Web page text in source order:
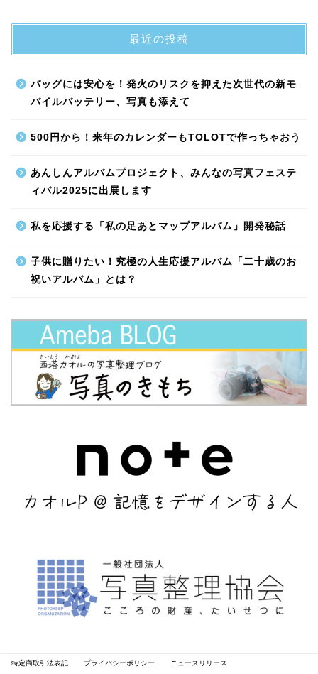
最近の投稿
バッグには安心を！発火のリスクを抑えた次世代の新モ
バイルバッテリー、写真も添えて
500円から！来年のカレンダーもTOLOTで作っちゃおう
あんしんアルバムプロジェクト、みんなの写真フェステ
ィバル2025に出展します
私を応援する「私の足あとマップアルバム」開発秘話
子供に贈りたい！究極の人生応援アルバム「二十歳のお
祝いアルバム」とは？
特定商取引法表記 プライバシーポリシー ニュースリリース